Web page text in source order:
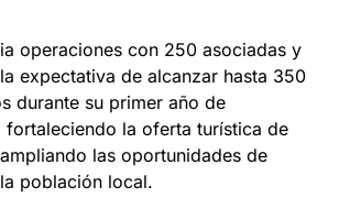
operaciones con 250 asociadas y
expectativa de alcanzar hasta 350
durante su primer año de
fortaleciendo la oferta turística de
las oportunidades de
población local.